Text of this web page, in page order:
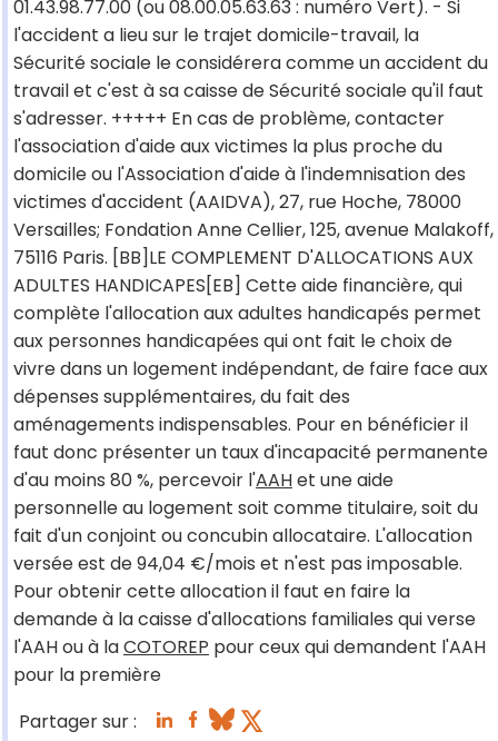
01.43.98.77.00 (ou 08.00.05.63.63 : numéro Vert). - Si
l'accident a lieu sur le trajet domicile-travail, la
Sécurité sociale le considérera comme un accident du
travail et c'est à sa caisse de Sécurité sociale qu'il faut
s'adresser. +++++ En cas de problème, contacter
l'association d'aide aux victimes la plus proche du
domicile ou l'Association d'aide à l'indemnisation des
victimes d'accident (AAIDVA), 27, rue Hoche, 78000
Versailles; Fondation Anne Cellier, 125, avenue Malakoff,
75116 Paris. [BB]LE COMPLEMENT D'ALLOCATIONS AUX
ADULTES HANDICAPES[EB] Cette aide financière, qui
complète l'allocation aux adultes handicapés permet
aux personnes handicapées qui ont fait le choix de
vivre dans un logement indépendant, de faire face aux
dépenses supplémentaires, du fait des
aménagements indispensables. Pour en bénéficier il
faut donc présenter un taux d'incapacité permanente
d'au moins 80 %, percevoir l'AAHet une aide
personnelle au logement soit comme titulaire, soit du
fait d'un conjoint ou concubin allocataire. L'allocation
versée est de 94,04 €/mois et n'est pas imposable.
Pour obtenir cette allocation il faut en faire la
demande à la caisse d'allocations familiales qui verse
l'AAH ou à laCOTOREP pour ceux qui demandent l'AAH
pour la première
Partager sur :